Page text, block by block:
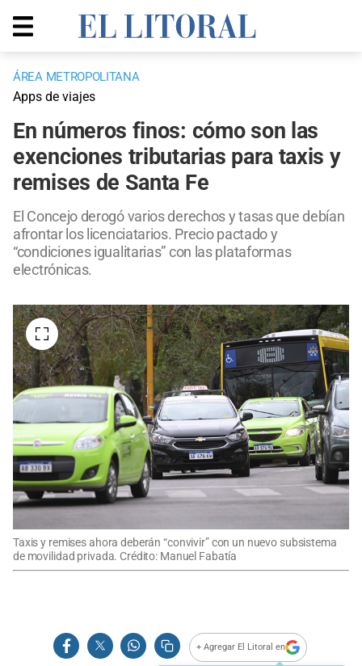
ÁREA METROPOLITANA
Apps de viajes
En números finos: cómo son las
exenciones tributarias para taxis y
remises de Santa Fe
El Concejo derogó varios derechos y tasas que debían
afrontar los licenciatarios. Precio pactado y
“condiciones igualitarias” con las plataformas
electrónicas.
Taxis y remises ahora deberán “convivir” con un nuevo subsistema
de movilidad privada. Crédito: Manuel Fabatía
+ Agregar El Litoral en